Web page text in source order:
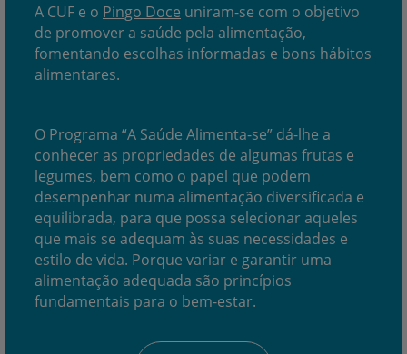
A CUF e o Pingo Doce uniram-se com o objetivo
de promover a saúde pela alimentação,
fomentando escolhas informadas e bons hábitos
alimentares.
O Programa “A Saúde Alimenta-se” dá-lhe a
conhecer as propriedades de algumas frutas e
legumes, bem como o papel que podem
desempenhar numa alimentação diversificada e
equilibrada, para que possa selecionar aqueles
que mais se adequam às suas necessidades e
estilo de vida. Porque variar e garantir uma
alimentação adequada são princípios
fundamentais para o bem-estar.